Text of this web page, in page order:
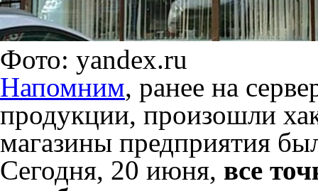
Фото: yandex.ru
Напомним, ранее на
продукции, произошли
магазины предприятия
Сегодня, 20 июня, все